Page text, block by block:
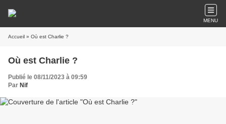
MENU
Accueil » Où est Charlie ?
Où est Charlie ?
Publié le 08/11/2023 à 09:59
Par Nif